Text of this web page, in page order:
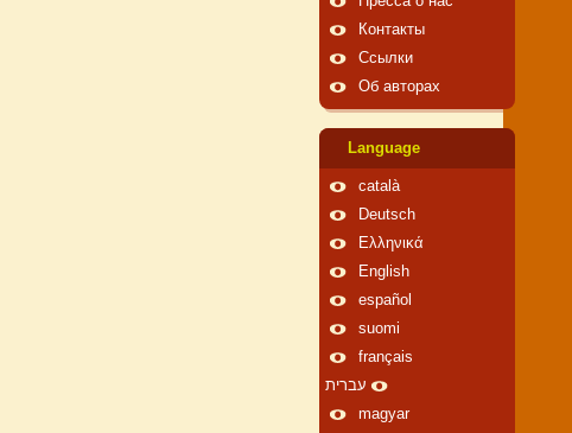
Контакты
Ссылки
Об авторах
Language
català
Deutsch
Ελληνικά
English
español
suomi
français
עברית
magyar